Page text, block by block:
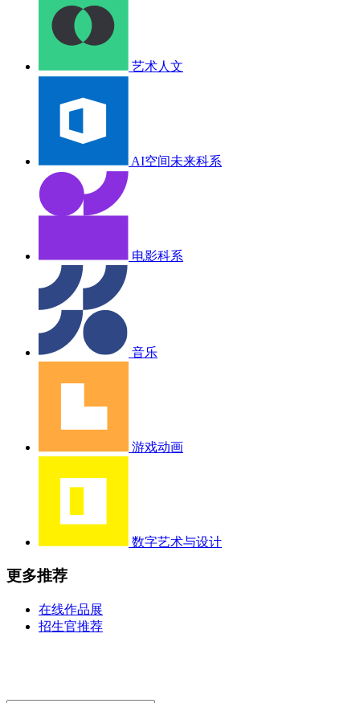
艺术人文
AI空间未来科系
电影科系
音乐
游戏动画
数字艺术与设计
更多推荐
在线作品展
招生官推荐